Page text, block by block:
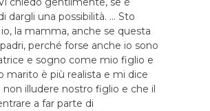
dargli una possibilità. … Sto
la mamma, anche se questa
perché forse anche io sono
e sogno come mio figlio e
marito è più realista e mi dice
non illudere nostro figlio e che il
a far parte di